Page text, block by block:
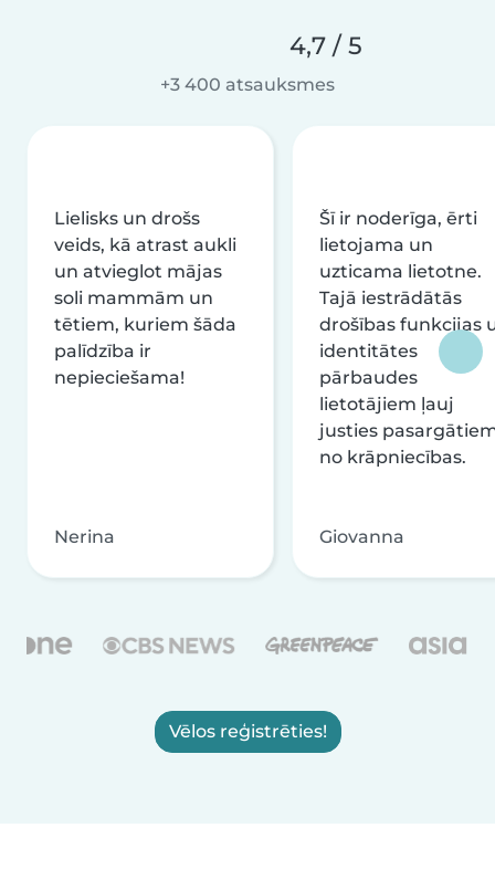
4,7 / 5
+3 400 atsauksmes
Lielisks un drošs
veids, kā atrast aukli
un atvieglot mājas
soli mammām un
tētiem, kuriem šāda
palīdzība ir
nepieciešama!
Nerina
Šī ir noderīga, ērti
lietojama un
uzticama lietotne.
Tajā iestrādātās
drošības funkcijas
identitātes
pārbaudes
lietotājiem ļauj
justies
no krāpniecības.
Giovanna
Vēlos reģistrēties!